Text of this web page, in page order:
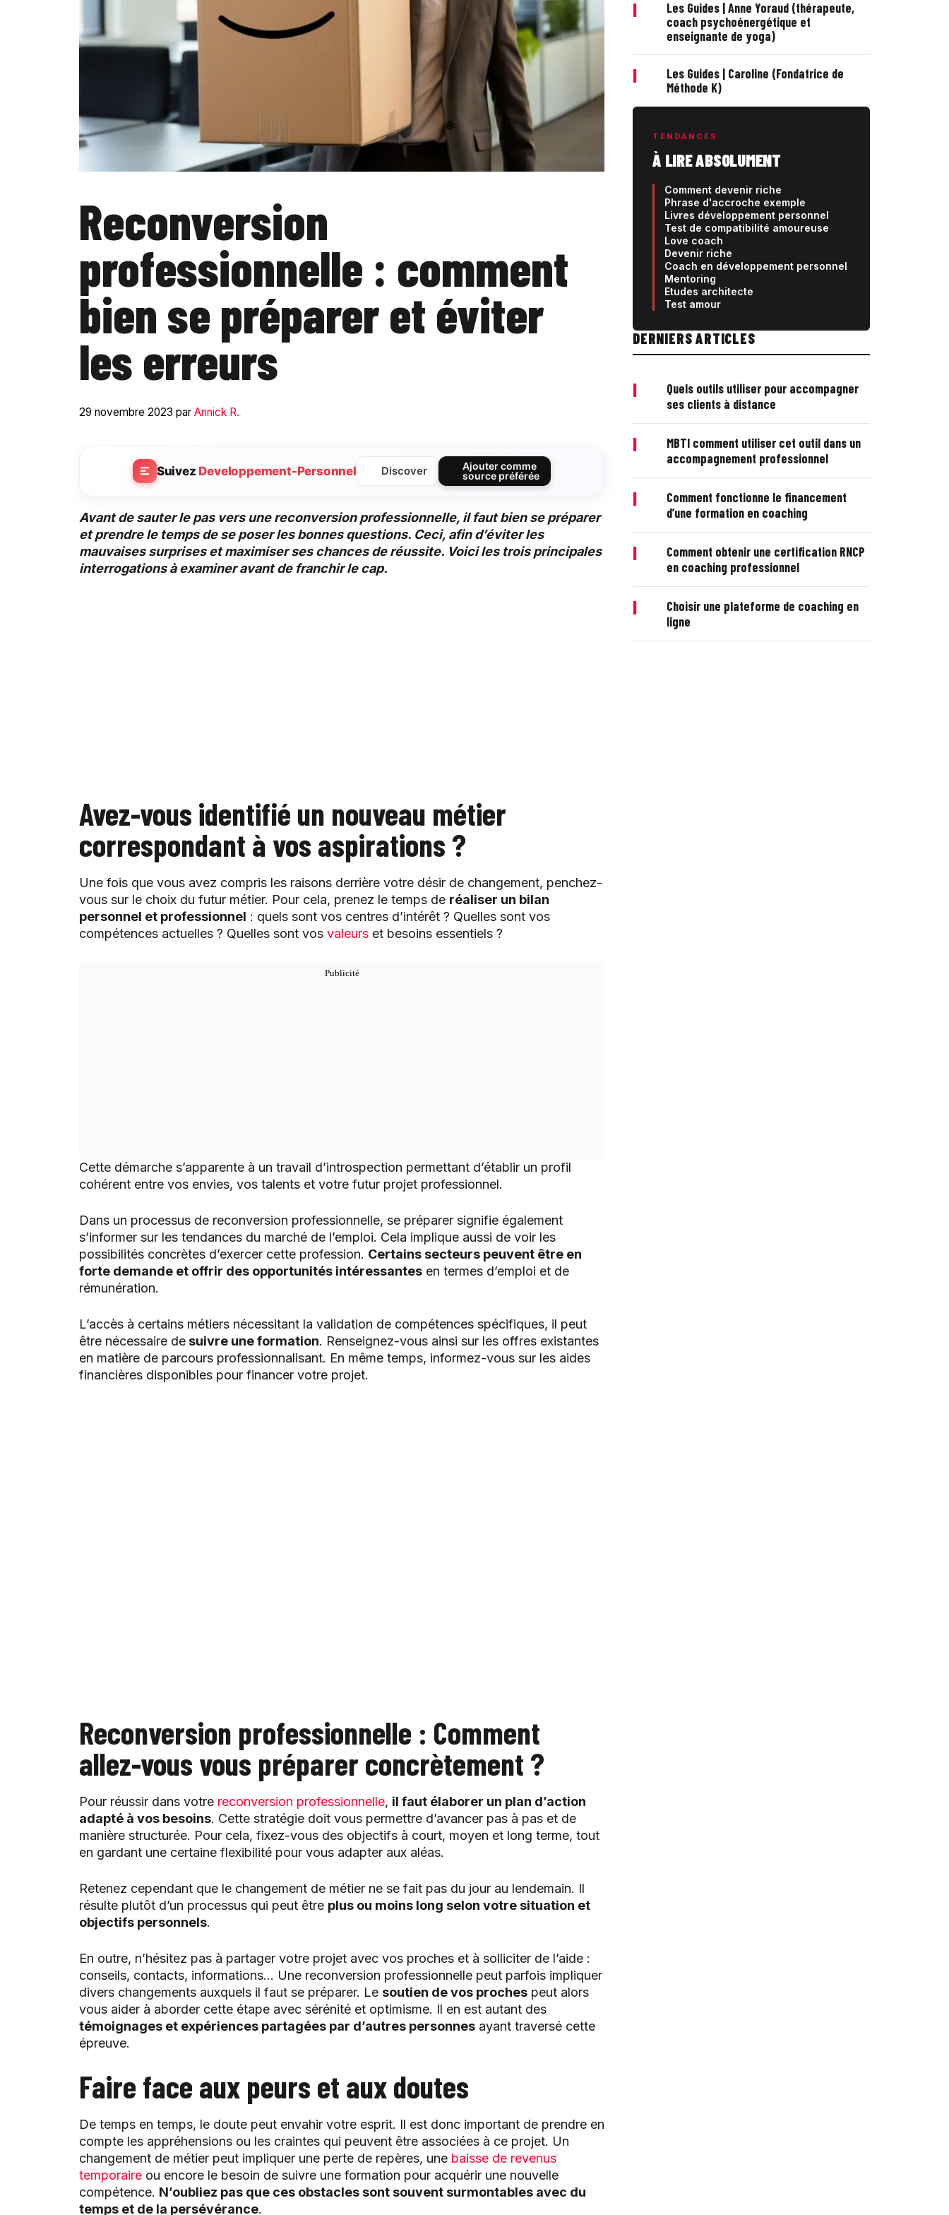
Reconversion
professionnelle : comment
bien se préparer et éviter
les erreurs
29 novembre 2023 par Annick R.
Suivez Developpement-Personnel Discover
Ajouter comme
source préférée
Avant de sauter le pas vers une reconversion professionnelle, il faut bien se préparer
et prendre le temps de se poser les bonnes questions. Ceci, afin d’éviter les
mauvaises surprises et maximiser ses chances de réussite. Voici les trois principales
interrogations à examiner avant de franchir le cap.
Avez-vous identifié un nouveau métier
correspondant à vos aspirations ?
Une fois que vous avez compris les raisons derrière votre désir de changement, penchez-
vous sur le choix du futur métier. Pour cela, prenez le temps de réaliser un bilan
personnel et professionnel : quels sont vos centres d’intérêt ? Quelles sont vos
compétences actuelles ? Quelles sont vos valeurs et besoins essentiels ?
Cette démarche s’apparente à un travail d’introspection permettant d’établir un profil
cohérent entre vos envies, vos talents et votre futur projet professionnel.
Dans un processus de reconversion professionnelle, se préparer signifie également
s’informer sur les tendances du marché de l’emploi. Cela implique aussi de voir les
possibilités concrètes d’exercer cette profession. Certains secteurs peuvent être en
forte demande et offrir des opportunités intéressantes en termes d’emploi et de
rémunération.
L’accès à certains métiers nécessitant la validation de compétences spécifiques, il peut
être nécessaire desuivre une formation. Renseignez-vous ainsi sur les offres existantes
en matière de parcours professionnalisant. En même temps, informez-vous sur les aides
financières disponibles pour financer votre projet.
Reconversion professionnelle : Comment
allez-vous vous préparer concrètement ?
Pour réussir dans votre reconversion professionnelle, il faut élaborer un plan d’action
adapté à vos besoins. Cette stratégie doit vous permettre d’avancer pas à pas et de
manière structurée. Pour cela, fixez-vous des objectifs à court, moyen et long terme, tout
en gardant une certaine flexibilité pour vous adapter aux aléas.
Retenez cependant que le changement de métier ne se fait pas du jour au lendemain. Il
résulte plutôt d’un processus qui peut être plus ou moins long selon votre situation et
objectifs personnels.
En outre, n’hésitez pas à partager votre projet avec vos proches et à solliciter de l’aide :
conseils, contacts, informations… Une reconversion professionnelle peut parfois impliquer
divers changements auxquels il faut se préparer. Le soutien de vos proches peut alors
vous aider à aborder cette étape avec sérénité et optimisme. Il en est autant des
témoignages et expériences partagées par d’autres personnes ayant traversé cette
épreuve.
Faire face aux peurs et aux doutes
De temps en temps, le doute peut envahir votre esprit. Il est donc important de prendre en
compte les appréhensions ou les craintes qui peuvent être associées à ce projet. Un
changement de métier peut impliquer une perte de repères, une baisse de revenus
temporaire ou encore le besoin de suivre une formation pour acquérir une nouvelle
compétence. N’oubliez pas que ces obstacles sont souvent surmontables avec du
temps et de la persévérance.
|
Les Guides | Anne Yoraud (thérapeute,
coach psychoénergétique et
enseignante de yoga)
|
Les Guides | Caroline (Fondatrice de
Méthode K)
TENDANCES
À LIRE ABSOLUMENT
Comment devenir riche
Phrase d'accroche exemple
Livres développement personnel
Test de compatibilité amoureuse
Love coach
Devenir riche
Coach en développement personnel
Mentoring
Etudes architecte
Test amour
DERNIERS ARTICLES
|
Quels outils utiliser pour accompagner
ses clients à distance
|
MBTI comment utiliser cet outil dans un
accompagnement professionnel
|
Comment fonctionne le financement
d’une formation en coaching
|
Comment obtenir une certification RNCP
en coaching professionnel
|
Choisir une plateforme de coaching en
ligne